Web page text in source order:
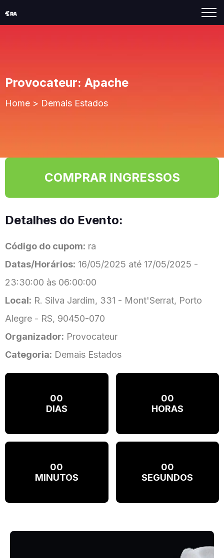
Provocateur: Apache
Home > Demais Estados
COMPRAR INGRESSOS
Detalhes do Evento:
Código do cupom: ra
Datas/Horários: 16/05/2025 até 17/05/2025 -
23:30:00 às 06:00:00
Local: R. Silva Jardim, 331 - Mont'Serrat, Porto
Alegre - RS, 90450-070
Organizador: Provocateur
Categoria: Demais Estados
00
DIAS
00
HORAS
00
MINUTOS
00
SEGUNDOS